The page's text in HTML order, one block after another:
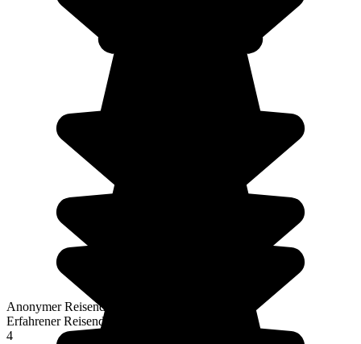
Anonymer Reisender
Erfahrener Reisender
4